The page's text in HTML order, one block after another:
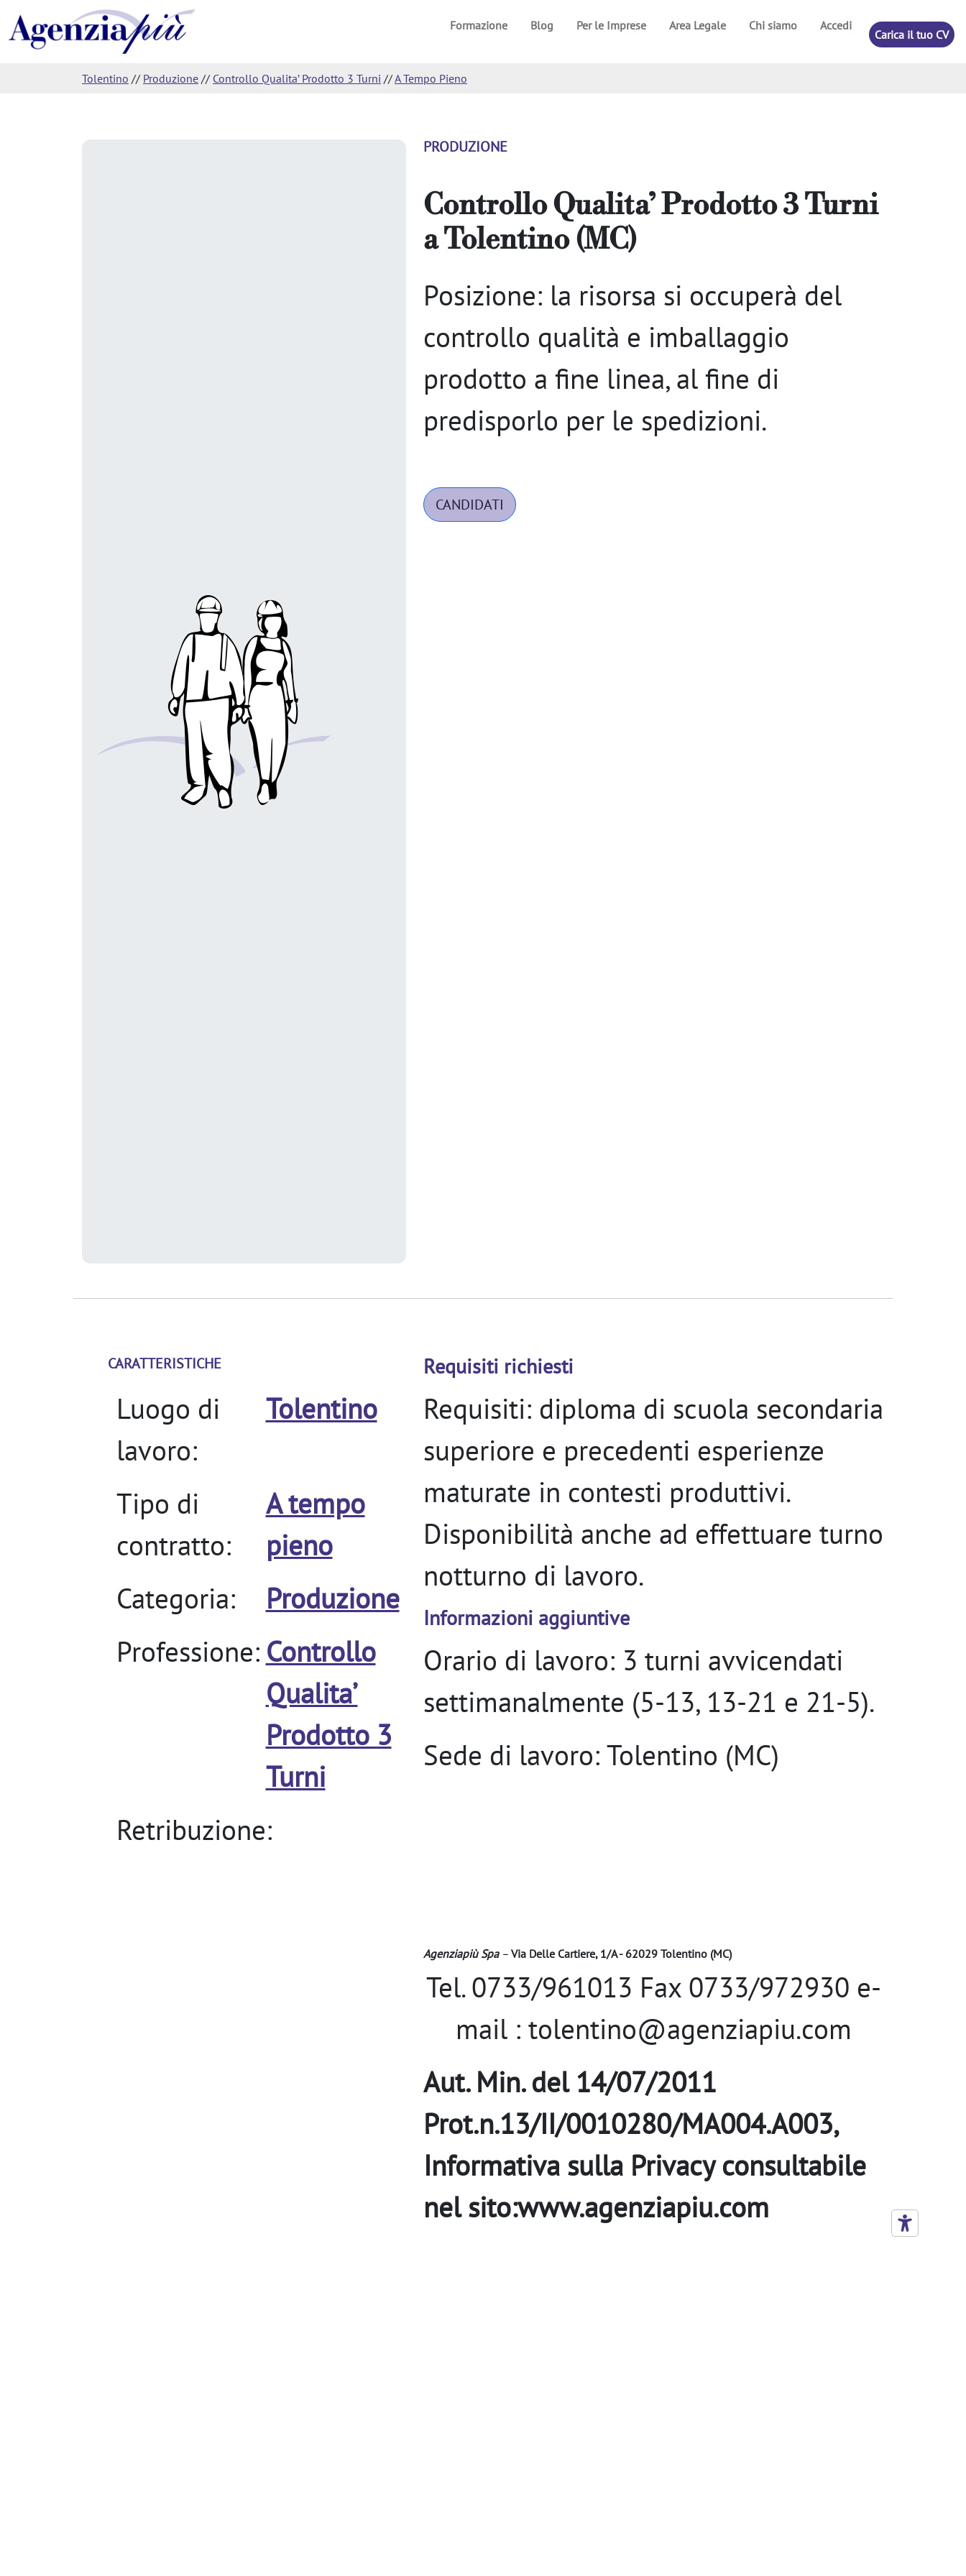
Formazione Blog Per le Imprese Area Legale Chi siamo Accedi
Carica il tuo CV
Tolentino // Produzione // Controllo Qualita’ Prodotto 3 Turni //A Tempo Pieno
PRODUZIONE
Controllo Qualita’ Prodotto 3 Turni
aTolentino (MC)
Posizione: la risorsa si occuperà del
controllo qualità e imballaggio
prodotto a fine linea, al fine di
predisporlo per le spedizioni.
CANDIDATI
CARATTERISTICHE
Luogo di
lavoro:
Tolentino
Tipo di
contratto:
A tempo
pieno
Categoria:
Produzione
Professione: Controllo
Qualita’
Prodotto 3
Turni
Retribuzione:
Requisiti richiesti
Requisiti: diploma di scuola secondaria
superiore e precedenti esperienze
maturate in contesti produttivi.
Disponibilità anche ad effettuare turno
notturno di lavoro.
Informazioni aggiuntive
Orario di lavoro: 3 turni avvicendati
settimanalmente (5-13, 13-21 e 21-5).
Sede di lavoro: Tolentino (MC)
Agenziapiù Spa– Via Delle Cartiere, 1/A - 62029 Tolentino (MC)
Tel. 0733/961013 Fax 0733/972930 e-
mail : tolentino@agenziapiu.com
Aut. Min. del 14/07/2011
Prot.n.13/II/0010280/MA004.A003,
Informativa sulla Privacy consultabile
nel sito:www.agenziapiu.com